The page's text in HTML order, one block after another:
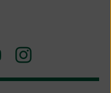
Zum
Instagram